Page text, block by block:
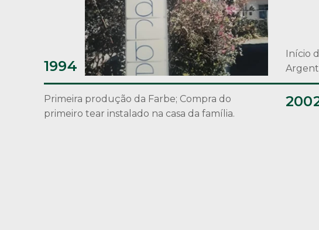
1994
Primeira produção da Farbe; Compra do
primeiro tear instalado na casa da família.
Início